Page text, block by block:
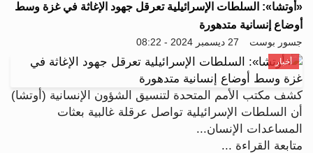
«أوتشا»: السلطات الإسرائيلية تعرقل جهود الإغاثة في غزة وسط
أوضاع إنسانية متدهورة
جسور بوست 27 ديسمبر 2024 - 08:22
أخبار
كشف مكتب الأمم المتحدة لتنسيق الشؤون الإنسانية (أوتشا)
أن السلطات الإسرائيلية تواصل عرقلة غالبية بعثات
المساعدات الإنسان...
متابعة القراءة ...